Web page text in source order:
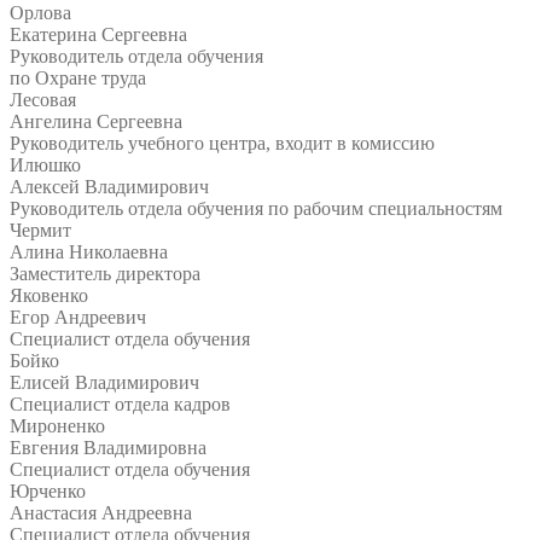
Орлова
Екатерина Сергеевна
Руководитель отдела обучения
по Охране труда
Лесовая
Ангелина Сергеевна
Руководитель учебного центра, входит в комиссию
Илюшко
Алексей Владимирович
Руководитель отдела обучения по рабочим специальностям
Чермит
Алина Николаевна
Заместитель директора
Яковенко
Егор Андреевич
Специалист отдела обучения
Бойко
Елисей Владимирович
Специалист отдела кадров
Мироненко
Евгения Владимировна
Специалист отдела обучения
Юрченко
Анастасия Андреевна
Специалист отдела обучения